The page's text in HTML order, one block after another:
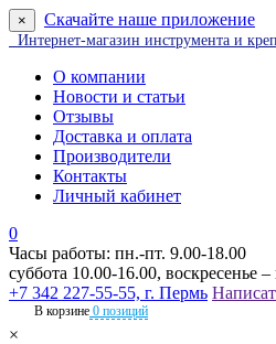
× Скачайте наше приложение
Интернет-магазин инструмента и
О компании
Новости и статьи
Отзывы
Доставка и оплата
Производители
Контакты
Личный кабинет
0
Часы работы: пн.-пт. 9.00-18.00
суббота 10.00-16.00, воскресенье
+7 342 227-55-55, г. Пермь
В корзине 0 позиций
×